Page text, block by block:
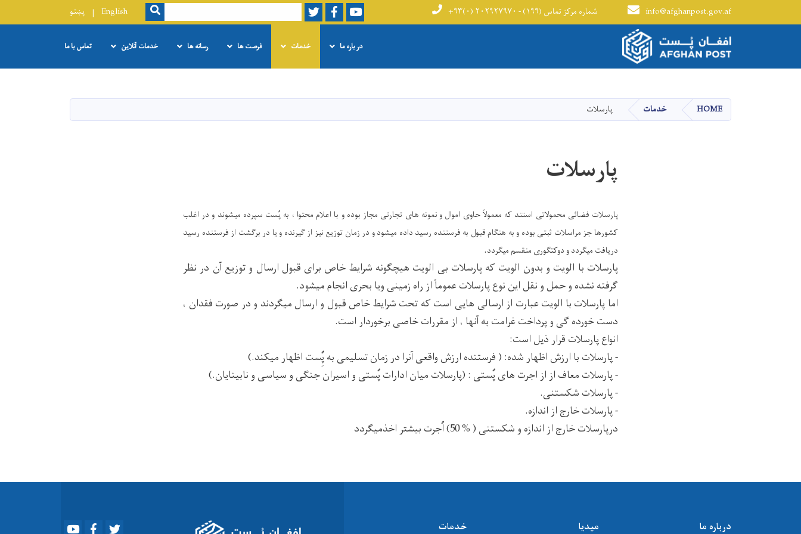
content
info@afghanpost.gov.af +۹۳(۰) ۲۰۲۹۲۷۹۷۰ - شماره مرکز تماس (۱۹۹) Youtube
Facebook
Twitter
Search
SEARCH
English پښتو
Main navigation
در باره ما خدمات فرصت ها رسانه ها خدمات آنلاین تماس با ما
HOME خدمات پارسلات
پارسلات
پارسلات فضائی محمولاتی استند که معمولاً حاوی اموال و نمونه های تجارتی مجاز بوده و با اعلام محتوا ، به پُست سپرده میشوند و در اغلب
کشورها جز مراسلات ثبتی بوده و به هنگام قبول به فرستنده رسید داده میشود و در زمان توزیع نیز از گیرنده و یا در برگشت از فرستنده رسید
دریافت میگردد و دوکتگوری منقسم میگردد.
پارسلات با الویت و بدون الویت که پارسلات بی الویت هیچگونه شرایط خاص برای قبول ارسال و توزیع آن در نظر
گرفته نشده و حمل و نقل این نوع پارسلات عموماً از راه زمینی ویا بحری انجام میشود.
اما پارسلات با الویت عبارت از ارسالی هایی است که تحت شرایط خاص قبول و ارسال میگردند و در صورت فقدان ،
دست خورده گی و پرداخت غرامت به آنها ، از مقررات خاصی برخوردار است.
انواع پارسلات قرار ذیل است:
- پارسلات با ارزش اظهار شده: ( فرستنده ارزش واقعی آنرا در زمان تسلیمی به پُِست اظهار میکند.)
- پارسلات معاف از از اجرت های پُستی : (پارسلات میان ادارات پُستی و اسیران جنگی و سیاسی و نابینایان.)
- پارسلات شکستنی.
- پارسلات خارج از اندازه.
درپارسلات خارج از اندازه و شکستنی ( % 50) اُجرت بیشتر اخذمیگردد
درباره ما میدیا خدمات Youtube Facebook